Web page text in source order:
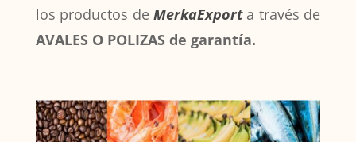
los productos deMerkaExporta través de
AVALES O POLIZAS de garantía.